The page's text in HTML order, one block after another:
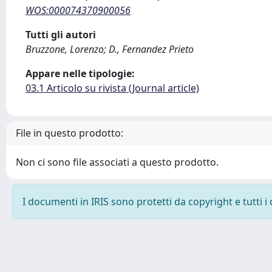
WOS:000074370900056
Tutti gli autori
Bruzzone, Lorenzo; D., Fernandez Prieto
Appare nelle tipologie:
03.1 Articolo su rivista (Journal article)
File in questo prodotto:
Non ci sono file associati a questo prodotto.
I documenti in IRIS sono protetti da copyright e tutti